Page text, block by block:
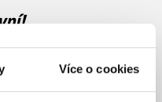
Více o cookies
na jaké zboží je výhodná
k odběru našich e-
osobních údajů